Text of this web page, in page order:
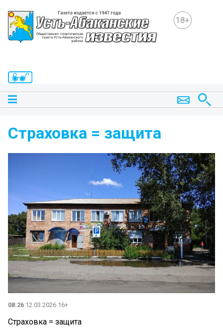
18+
Страховка = защита
08:26 12.03.2026 16+
Страховка = защита